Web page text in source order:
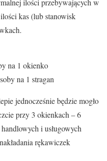
ilości przebywających w
kas (lub stanowisk
na 1 okienko
na 1 stragan
jednocześnie będzie mogło
przy 3 okienkach – 6
i usługowych
rękawiczek